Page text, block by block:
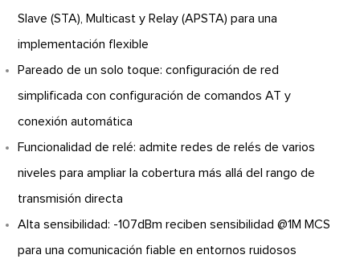
Slave (STA), Multicast y Relay (APSTA) para una
implementación flexible
Pareado de un solo toque: configuración de red
simplificada con configuración de comandos AT y
conexión automática
Funcionalidad de relé: admite redes de relés de varios
niveles para ampliar la cobertura más allá del rango de
transmisión directa
Alta sensibilidad: -107dBm reciben sensibilidad @1M MCS
para una comunicación fiable en entornos ruidosos